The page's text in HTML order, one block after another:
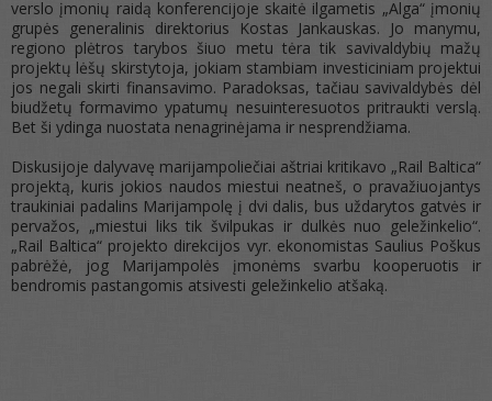
verslo įmonių raidą konferencijoje skaitė ilgametis „Alga“ įmonių
grupės generalinis direktorius Kostas Jankauskas. Jo manymu,
regiono plėtros tarybos šiuo metu tėra tik savivaldybių mažų
projektų lėšų skirstytoja, jokiam stambiam investiciniam projektui
jos negali skirti finansavimo. Paradoksas, tačiau savivaldybės dėl
biudžetų formavimo ypatumų nesuinteresuotos pritraukti verslą.
Bet ši ydinga nuostata nenagrinėjama ir nesprendžiama.
Diskusijoje dalyvavę marijampoliečiai aštriai kritikavo „Rail Baltica“
projektą, kuris jokios naudos miestui neatneš, o pravažiuojantys
traukiniai padalins Marijampolę į dvi dalis, bus uždarytos gatvės ir
pervažos, „miestui liks tik švilpukas ir dulkės nuo geležinkelio“.
„Rail Baltica“ projekto direkcijos vyr. ekonomistas Saulius Poškus
pabrėžė, jog Marijampolės įmonėms svarbu kooperuotis ir
bendromis pastangomis atsivesti geležinkelio atšaką.